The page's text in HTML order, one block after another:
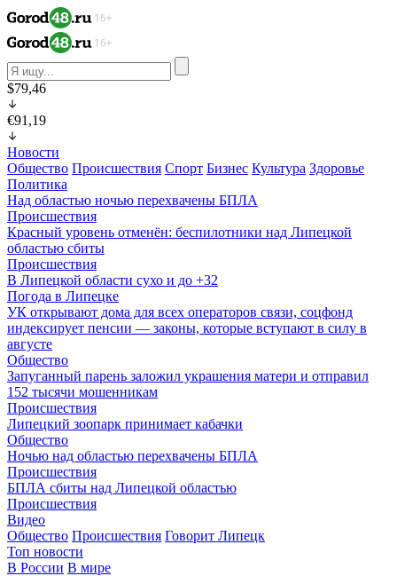
$79,46
€91,19
Новости
Общество Происшествия Спорт Бизнес Культура Здоровье
Политика
Над областью ночью перехвачены БПЛА
Происшествия
Красный уровень отменён: беспилотники над Липецкой
областью сбиты
Происшествия
В Липецкой области сухо и до +32
Погода в Липецке
УК открывают дома для всех операторов связи, соцфонд
индексирует пенсии — законы, которые вступают в силу в
августе
Общество
Запуганный парень заложил украшения матери и отправил
152 тысячи мошенникам
Происшествия
Липецкий зоопарк принимает кабачки
Общество
Ночью над областью перехвачены БПЛА
Происшествия
БПЛА сбиты над Липецкой областью
Происшествия
Видео
Общество Происшествия Говорит Липецк
Топ новости
В России В мире